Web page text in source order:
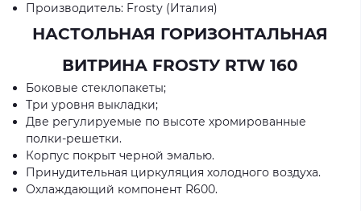
Производитель: Frostу (Италия)
НАСТОЛЬНАЯ ГОРИЗОНТАЛЬНАЯ
ВИТРИНА FROSTУ RTW 160
Боковые стеклопакеты;
Три уровня выкладки;
Две регулируемые по высоте хромированные
полки-решетки.
Корпус покрыт черной эмалью.
Принудительная циркуляция холодного воздуха.
Охлаждающий компонент R600.